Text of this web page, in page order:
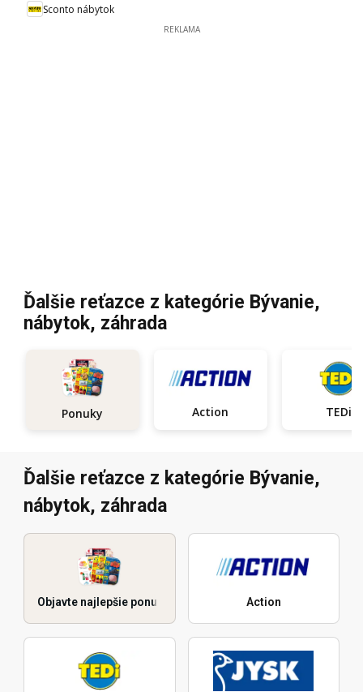
Sconto nábytok
REKLAMA
Ďalšie reťazce z kategórie Bývanie,
nábytok, záhrada
Ponuky Action TEDi
Ďalšie reťazce z kategórie Bývanie,
nábytok, záhrada
Objavte najlepšie ponuky Action